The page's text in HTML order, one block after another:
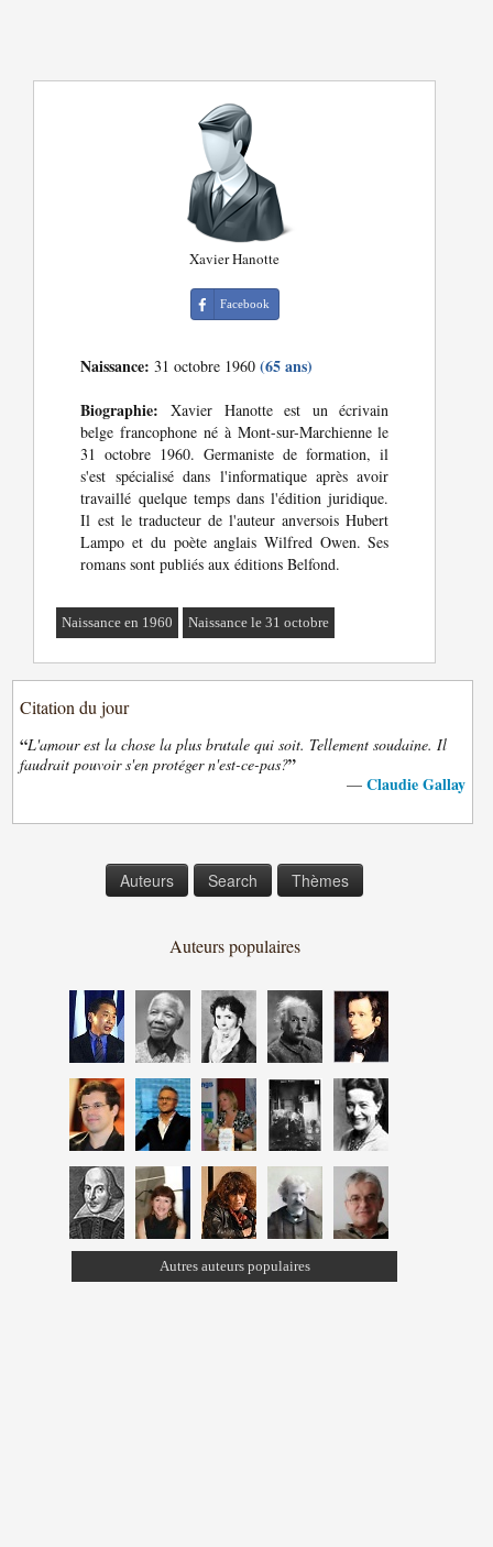
Xavier Hanotte
Facebook
Naissance: 31 octobre 1960(65 ans)
Biographie: Xavier Hanotte est un écrivain
belge francophone né à Mont-sur-Marchienne le
31 octobre 1960. Germaniste de formation, il
s'est spécialisé dans l'informatique après avoir
travaillé quelque temps dans l'édition juridique.
Il est le traducteur de l'auteur anversois Hubert
Lampo et du poète anglais Wilfred Owen. Ses
romans sont publiés aux éditions Belfond.
Naissance en 1960 Naissance le 31 octobre
Citation du jour
“L'amour est la chose la plus brutale qui soit. Tellement soudaine. Il
faudrait pouvoir s'en protéger n'est-ce-pas?”
— Claudie Gallay
Auteurs Search Thèmes
Auteurs populaires
Autres auteurs populaires